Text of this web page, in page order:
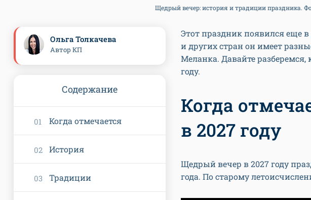
Щедрый вечер: история и традиции праздника.
Этот праздник появился еще
и других стран он имеет
Меланка. Давайте
году.
Когда
в 2027 году
Щедрый вечер в 2027 году
года. По старому
Ольга Толкачева
Автор КП
Содержание
Когда отмечается
История
Традиции